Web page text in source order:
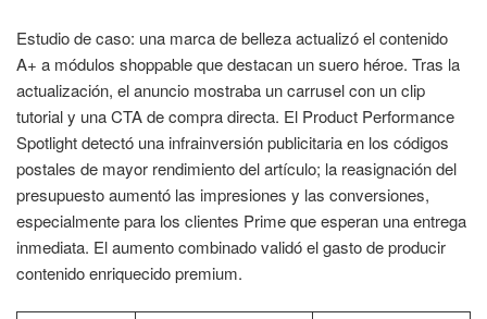
Estudio de caso: una marca de belleza actualizó el contenido
A+ a módulos shoppable que destacan un suero héroe. Tras la
actualización, el anuncio mostraba un carrusel con un clip
tutorial y una CTA de compra directa. El Product Performance
Spotlight detectó una infrainversión publicitaria en los códigos
postales de mayor rendimiento del artículo; la reasignación del
presupuesto aumentó las impresiones y las conversiones,
especialmente para los clientes Prime que esperan una entrega
inmediata. El aumento combinado validó el gasto de producir
contenido enriquecido premium.